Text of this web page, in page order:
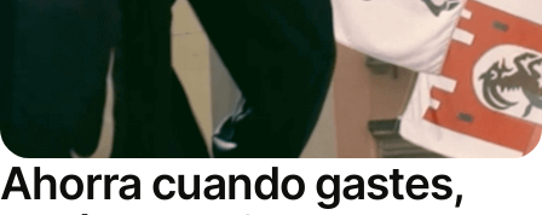
Ahorra cuando gastes,